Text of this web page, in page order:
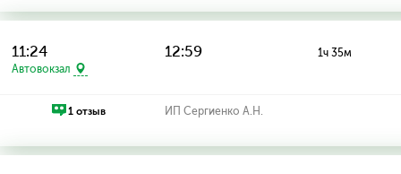
11:24
Автовокзал
12:59 1ч 35м
1 отзыв ИП Сергиенко А.Н.